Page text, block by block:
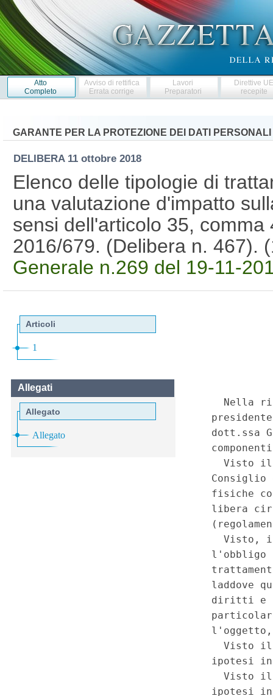
Atto
Completo
Avviso di rettifica
Errata corrige
Lavori
Preparatori
Direttive
recepite
GARANTE PER LA PROTEZIONE DEI DATI PERSONALI
DELIBERA 11 ottobre 2018
Elenco delle tipologie di
una valutazione d'impatto
sensi dell'articolo 35,
2016/679. (Delibera n. 467).
Generale n.269 del 19-11-